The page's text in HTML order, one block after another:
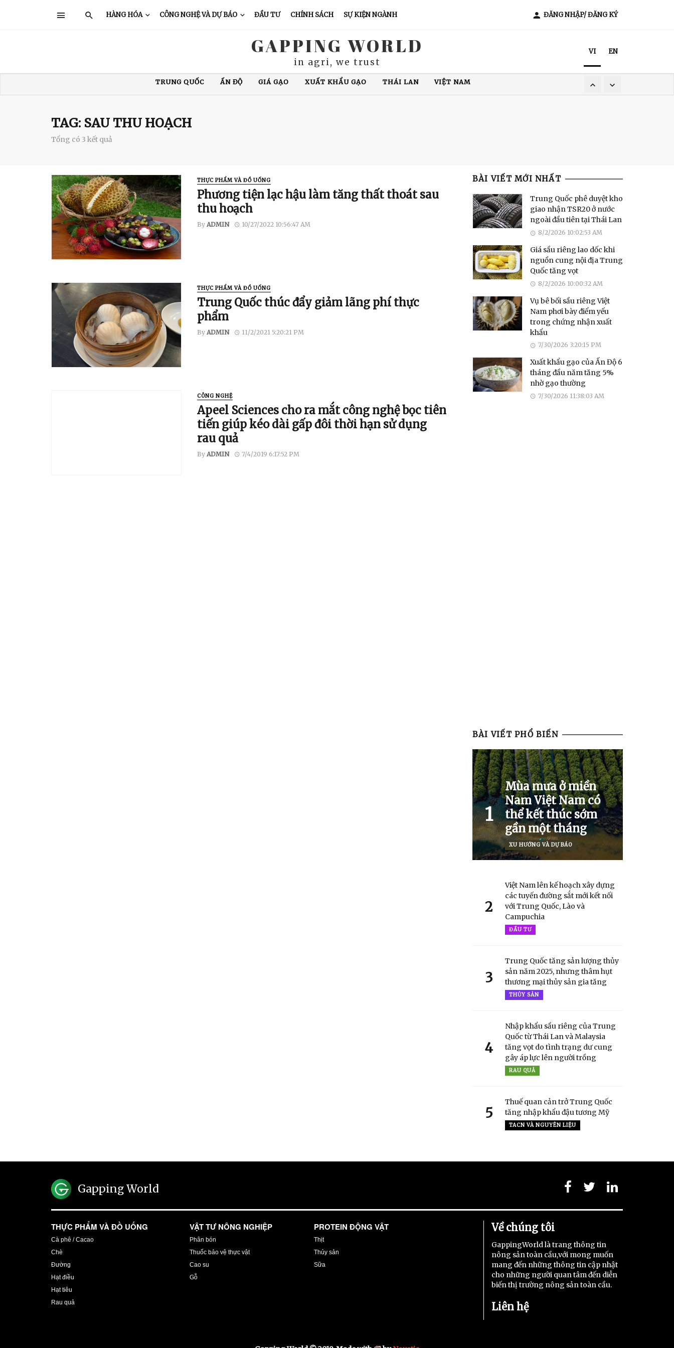
HÀNG HÓA CÔNG NGHỆ VÀ DỰ BÁO ĐẦU TƯ CHÍNH SÁCH SỰ KIỆN NGÀNH ĐĂNG NHẬP/ ĐĂNG KÝ
GAPPING WORLD
in agri, we trust
VI EN
XUẤT KHẨU TÔM COVID-19 MỸ HOA KỲ DỊCH TẢ LỢN
NHẬP KHẨU GẠO
TAG: SAU THU HOẠCH
Tổng có 3 kết quả
THỰC PHẨM VÀ ĐỒ UỐNG
Phương tiện lạc hậu làm tăng thất thoát sau
thu hoạch
By ADMIN 10/27/2022 10:56:47 AM
THỰC PHẨM VÀ ĐỒ UỐNG
Trung Quốc thúc đẩy giảm lãng phí thực
phẩm
By ADMIN 11/2/2021 5:20:21 PM
CÔNG NGHỆ
Apeel Sciences cho ra mắt công nghệ bọc tiên
tiến giúp kéo dài gấp đôi thời hạn sử dụng
rau quả
By ADMIN 7/4/2019 6:17:52 PM
BÀI VIẾT MỚI NHẤT
Trung Quốc phê duyệt kho
giao nhận TSR20 ở nước
ngoài đầu tiên tại Thái Lan
8/2/2026 10:02:53 AM
Giá sầu riêng lao dốc khi
nguồn cung nội địa Trung
Quốc tăng vọt
8/2/2026 10:00:32 AM
Vụ bê bối sầu riêng Việt
Nam phơi bày điểm yếu
trong chứng nhận xuất
khẩu
7/30/2026 3:20:15 PM
Xuất khẩu gạo của Ấn Độ 6
tháng đầu năm tăng 5%
nhờ gạo thường
7/30/2026 11:38:03 AM
BÀI VIẾT PHỔ BIẾN
1
Mùa mưa ở miền
Nam Việt Nam có
thể kết thúc sớm
gần một tháng
XU HƯỚNG VÀ DỰ BÁO
2
Việt Nam lên kế hoạch xây dựng
các tuyến đường sắt mới kết nối
với Trung Quốc, Lào và
Campuchia
ĐẦU TƯ
3
Trung Quốc tăng sản lượng thủy
sản năm 2025, nhưng thâm hụt
thương mại thủy sản gia tăng
THỦY SẢN
4
Nhập khẩu sầu riêng của Trung
Quốc từ Thái Lan và Malaysia
tăng vọt do tình trạng dư cung
gây áp lực lên người trồng
RAU QUẢ
5
Thuế quan cản trở Trung Quốc
tăng nhập khẩu đậu tương Mỹ
TACN VÀ NGUYÊN LIỆU
Gapping World
THỰC PHẨM VÀ ĐỒ UỐNG
Cà phê / Cacao
Chè
Đường
Hạt điều
Hạt tiêu
Rau quả
VẬT TƯ NÔNG NGHIỆP
Phân bón
Thuốc bảo vệ thực vật
Cao su
Gỗ
PROTEIN ĐỘNG VẬT
Thịt
Thủy sản
Sữa
Về chúng tôi
GappingWorld là trang thông tin
nông sản toàn cầu,với mong muốn
mang đến những thông tin cập nhật
cho những người quan tâm đến diễn
biến thị trường nông sản toàn cầu.
Liên hệ